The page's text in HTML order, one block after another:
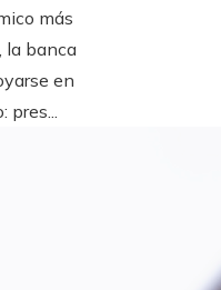
más
la banca
en
pres...